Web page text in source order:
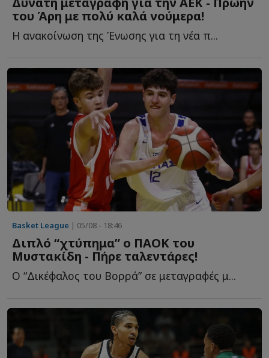
του Άρη με πολύ καλά νούμερα!
Η ανακοίνωση της Ένωσης για τη νέα π...
Basket League | 05/08 - 18:46
Διπλό “χτύπημα” ο ΠΑΟΚ του
Μυστακίδη - Πήρε ταλεντάρες!
Ο “Δικέφαλος του Βορρά” σε μεταγραφές μ...